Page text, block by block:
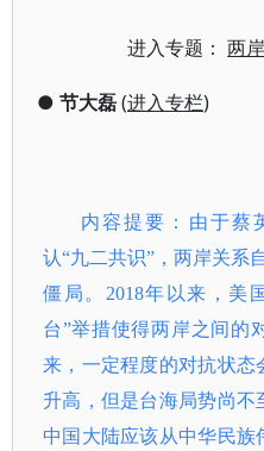
进入专题：两
● 节大磊(进入专栏)
内容提要：由于蔡
认“九二共识”，两岸关系
僵局。2018年以来，美
台”举措使得两岸之间的
来，一定程度的对抗状态
升高，但是台海局势尚不
中国大陆应该从中华民族